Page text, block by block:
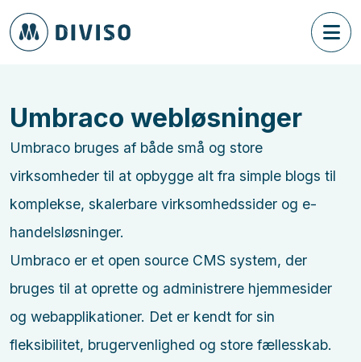
Umbraco webløsninger
Umbraco bruges af både små og store
virksomheder til at opbygge alt fra simple blogs til
komplekse, skalerbare virksomhedssider og e-
handelsløsninger.
Umbraco er et open source CMS system, der
bruges til at oprette og administrere hjemmesider
og webapplikationer. Det er kendt for sin
fleksibilitet, brugervenlighed og store fællesskab.